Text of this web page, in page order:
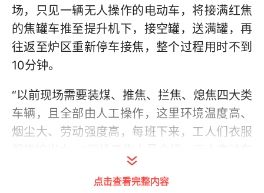
场，只见一辆无人操作的电动车，将接满红焦
的焦罐车推至提升机下，接空罐，送满罐，再
往返至炉区重新停车接焦，整个过程用时不到
10分钟。
“以前现场需要装煤、推焦、拦焦、熄焦四大类
车辆，且全部由人工操作，这里环境温度高、
烟尘大、劳动强度高，每班下来，工人们衣服
应用到生产一线后，大幅降低了工人的劳动强
度和高危作业的风险。点击查看完整内容